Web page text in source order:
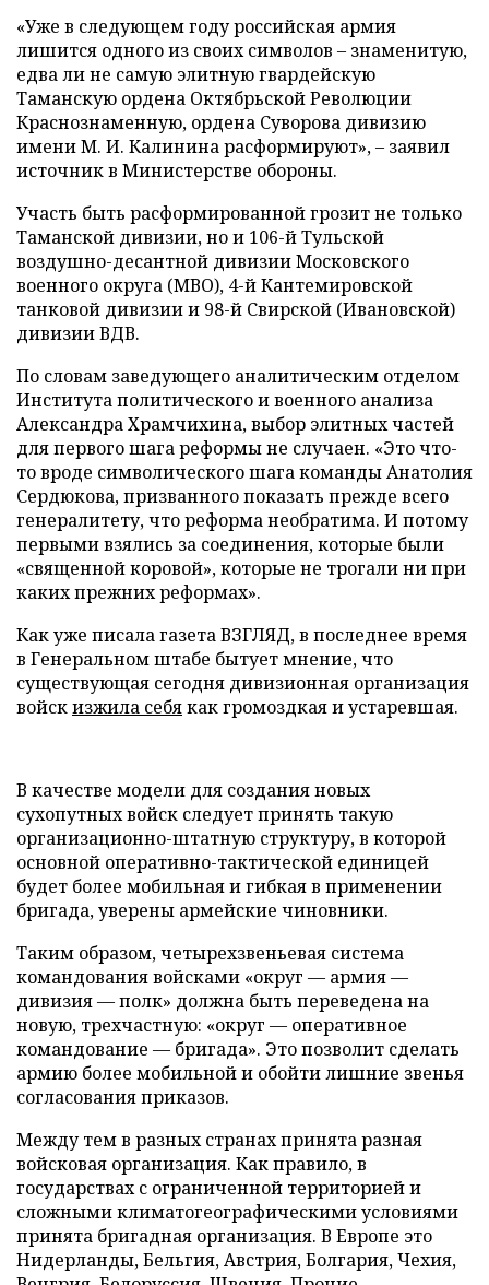
«Уже в следующем году российская армия
лишится одного из своих символов – знаменитую,
едва ли не самую элитную гвардейскую
Таманскую ордена Октябрьской Революции
Краснознаменную, ордена Суворова дивизию
имени М. И. Калинина расформируют», – заявил
источник в Министерстве обороны.
Участь быть расформированной грозит не только
Таманской дивизии, но и 106-й Тульской
воздушно-десантной дивизии Московского
военного округа (МВО), 4-й Кантемировской
танковой дивизии и 98-й Свирской (Ивановской)
дивизии ВДВ.
По словам заведующего аналитическим отделом
Института политического и военного анализа
Александра Храмчихина, выбор элитных частей
для первого шага реформы не случаен. «Это что-
то вроде символического шага команды Анатолия
Сердюкова, призванного показать прежде всего
генералитету, что реформа необратима. И потому
первыми взялись за соединения, которые были
«священной коровой», которые не трогали ни при
каких прежних реформах».
Как уже писала газета ВЗГЛЯД, в последнее время
в Генеральном штабе бытует мнение, что
существующая сегодня дивизионная организация
войскизжила себякак громоздкая и устаревшая.
В качестве модели для создания новых
сухопутных войск следует принять такую
организационно-штатную структуру, в которой
основной оперативно-тактической единицей
будет более мобильная и гибкая в применении
бригада, уверены армейские чиновники.
Таким образом, четырехзвеньевая система
командования войсками «округ — армия —
дивизия — полк» должна быть переведена на
новую, трехчастную: «округ — оперативное
командование — бригада». Это позволит сделать
армию более мобильной и обойти лишние звенья
согласования приказов.
Между тем в разных странах принята разная
войсковая организация. Как правило, в
государствах с ограниченной территорией и
сложными климатогеографическими условиями
принята бригадная организация. В Европе это
Нидерланды, Бельгия, Австрия, Болгария, Чехия,